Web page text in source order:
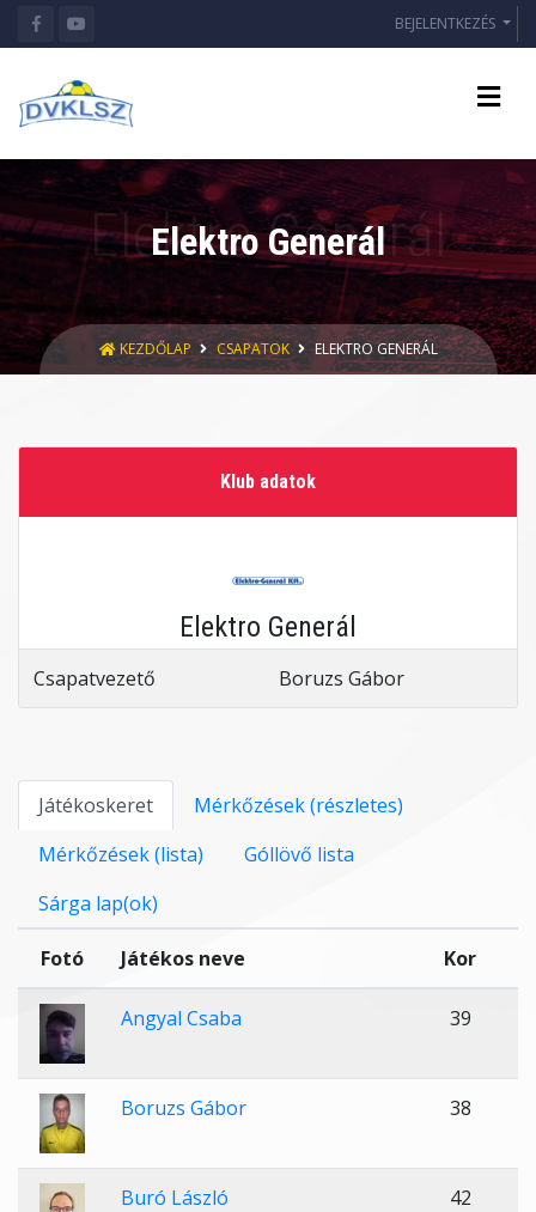
BEJELENTKEZÉS
Elektro Generál
KEZDŐLAP CSAPATOK ELEKTRO GENERÁL
Klub adatok
Elektro Generál
Csapatvezető Boruzs Gábor
Játékoskeret
Mérkőzések (részletes)
Mérkőzések (lista)
Góllövő lista
Sárga lap(ok)
Fotó Játékos neve Kor
Angyal Csaba 39
Boruzs Gábor 38
Buró László 42